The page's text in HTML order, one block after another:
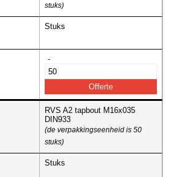
stuks)
Stuks
-
RVS A2 tapbout M16x035
DIN933
(de verpakkingseenheid is 50
stuks)
Stuks